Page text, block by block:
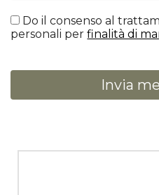
Do il consenso al
personali perfinalità di
Invia